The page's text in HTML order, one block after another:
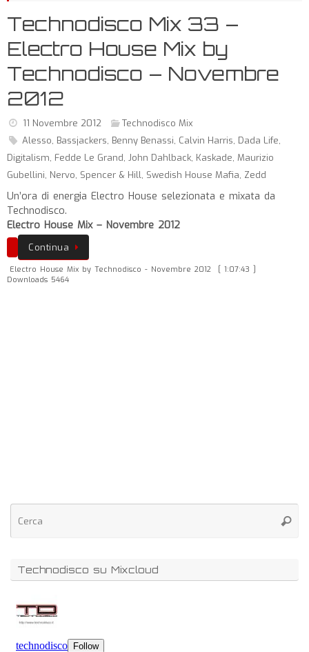
Technodisco Mix 33 –
Electro House Mix by
Technodisco – Novembre
2012
11 Novembre 2012
Technodisco Mix
Alesso, Bassjackers, Benny Benassi, Calvin Harris, Dada Life,
Digitalism, Fedde Le Grand, John Dahlback, Kaskade, Maurizio
Gubellini, Nervo, Spencer & Hill, Swedish House Mafia, Zedd
Un’ora di energia Electro House selezionata e mixata da
Technodisco.
Electro House Mix – Novembre 2012
Continua
Electro House Mix by Technodisco - Novembre 2012
[ 1:07:43 ]
Downloads 5464
Technodisco su Mixcloud